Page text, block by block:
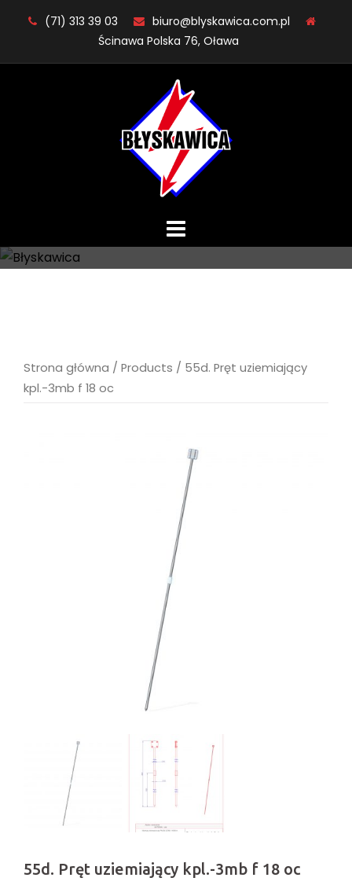
(71) 313 39 03
biuro@blyskawica.com.pl
Ścinawa Polska 76, Oława
Strona główna / Products / 55d. Pręt uziemiający
kpl.-3mb f 18 oc
55d. Pręt uziemiający kpl.-3mb f 18 oc